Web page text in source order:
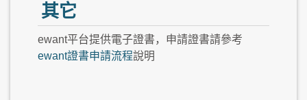
其它
ewant平台提供電子證書，申請證書請參考
ewant證書申請流程說明